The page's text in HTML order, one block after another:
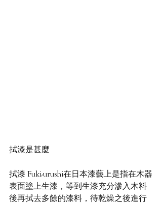
拭漆是甚麼
拭漆 Fuki-urushi在日本漆藝上是指在木器
表面塗上生漆，等到生漆充分滲入木料
後再拭去多餘的漆料，待乾燥之後進行